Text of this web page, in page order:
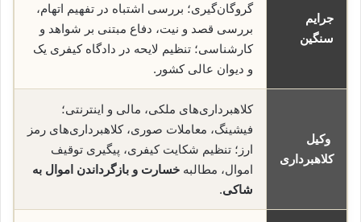
جرایم
سنگین
گروگان‌گیری؛ بررسی اشتباه در تفهیم اتهام،
بررسی قصد و نیت، دفاع مبتنی بر شواهد و
کارشناسی؛ تنظیم لایحه در دادگاه کیفری یک
و دیوان عالی کشور.
وکیل
کلاهبرداری
کلاهبرداری‌های ملکی، مالی و اینترنتی؛
فیشینگ، معاملات صوری، کلاهبرداری‌های رمز
ارز؛ تنظیم شکایت کیفری، پیگیری توقیف
اموال، مطالبه خسارت و بازگرداندن اموال به
شاکی.